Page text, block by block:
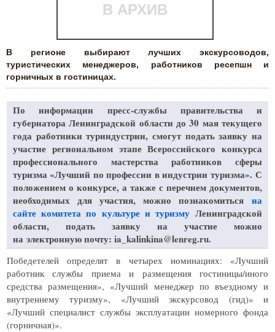
В АРХИВ
В регионе выбирают лучших экскурсоводов,
туристических менеджеров, работников ресепшн и
горничных в гостиницах.
По информации пресс-службы правительства и
губернатора Ленинградской области до 30 мая текущего
года работники туриндустрии, смогут подать заявку на
участие региональном этапе Всероссийского конкурса
профессионального мастерства работников сферы
туризма «Лучший по профессии в индустрии туризма». С
положением о конкурсе, а также с перечнем документов,
необходимых для участия, можно познакомиться на
сайте комитета по культуре и туризмуЛенинградской
области, подать заявку на участие можно
на электронную почту: ia_kalinkina@lenreg.ru.
Победетелей определят в четырех номинациях: «Лучший
работник службы приема и размещения гостиницы/иного
средства размещения», «Лучший менеджер по въездному и
внутреннему туризму», «Лучший экскурсовод (гид)» и
«Лучший специалист службы эксплуатации номерного фонда
(горничная)».